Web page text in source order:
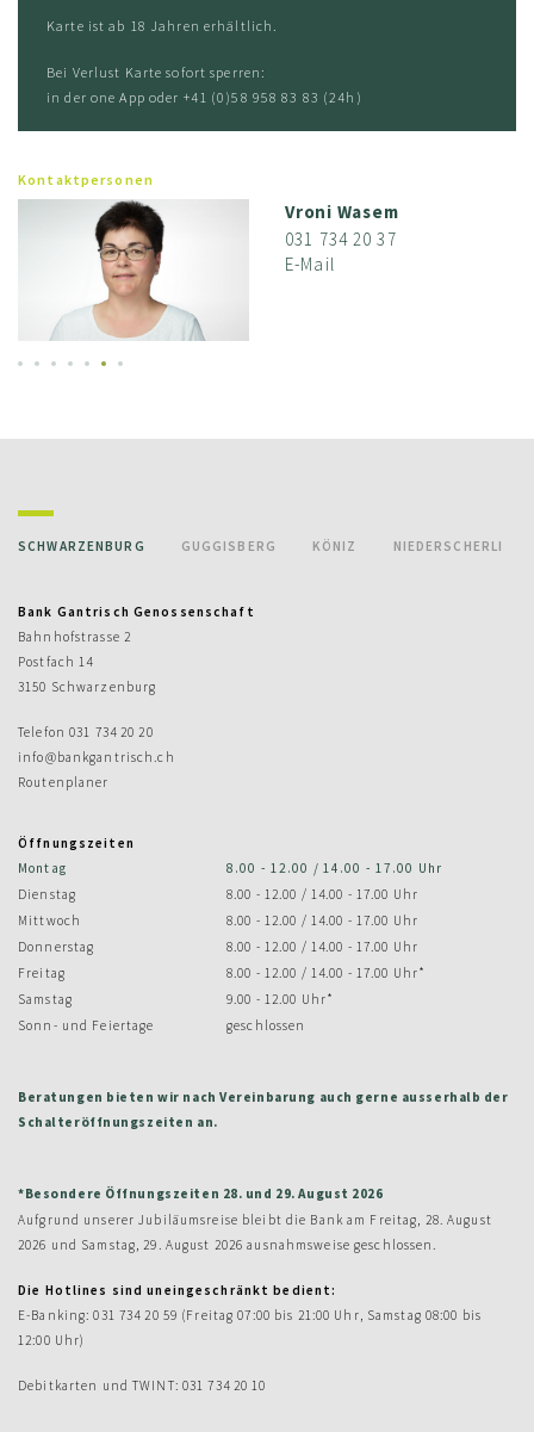
Karte ist ab 18 Jahren erhältlich.
Bei Verlust Karte sofort sperren:
in der one App oder +41 (0)58 958 83 83 (24h)
Kontaktpersonen
Vroni Wasem
031 734 20 37
E-Mail
SCHWARZENBURG
Bank Gantrisch Genossenschaft
Bahnhofstrasse 2
Postfach 14
3150 Schwarzenburg
Telefon 031 734 20 20
info@bankgantrisch.ch
Routenplaner
Öffnungszeiten
Montag
8.00 - 12.00 / 14.00 - 17.00 Uhr
Dienstag
8.00 - 12.00 / 14.00 - 17.00 Uhr
Mittwoch
8.00 - 12.00 / 14.00 - 17.00 Uhr
Donnerstag
8.00 - 12.00 / 14.00 - 17.00 Uhr
Freitag
8.00 - 12.00 / 14.00 - 17.00 Uhr*
Samstag
9.00 - 12.00 Uhr*
Sonn- und Feiertage
geschlossen
Beratungen bieten wir nach Vereinbarung auch gerne ausserhalb der
Schalteröffnungszeiten an.
*Besondere Öffnungszeiten 28. und 29. August 2026
Aufgrund unserer Jubiläumsreise bleibt die Bank am Freitag, 28. August
2026 und Samstag, 29. August 2026 ausnahmsweise geschlossen.
Die Hotlines sind uneingeschränkt bedient:
E-Banking: 031 734 20 59 (Freitag 07:00 bis 21:00 Uhr, Samstag 08:00 bis
12:00 Uhr)
Debitkarten und TWINT: 031 734 20 10
GUGGISBERG KÖNIZ NIEDERSCHERLI